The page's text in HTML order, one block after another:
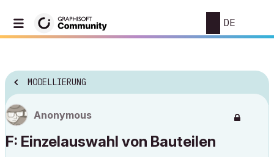
DE
MODELLIERUNG
Anonymous
F: Einzelauswahl von Bauteilen